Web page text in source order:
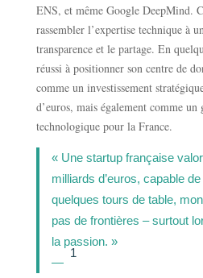
ENS, et même Google DeepMind.
rassembler l’expertise technique à
transparence et le partage. En
réussi à positionner son centre de
comme un investissement
d’euros, mais également comme un
technologique pour la France.
« Une startup française
milliards d’euros, capable
quelques tours de table,
pas de frontières – surtout
la passion. »
—
1